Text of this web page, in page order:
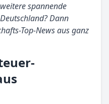
spannende
Dann
Top-News aus ganz